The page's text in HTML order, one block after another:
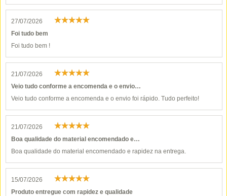
27/07/2026
Foi tudo bem
Foi tudo bem !
21/07/2026
Veio tudo conforme a encomenda e o envio…
Veio tudo conforme a encomenda e o envio foi rápido. Tudo perfeito!
21/07/2026
Boa qualidade do material encomendado e…
Boa qualidade do material encomendado e rapidez na entrega.
15/07/2026
Produto entregue com rapidez e qualidade